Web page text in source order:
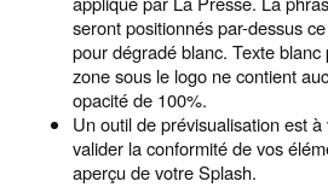
ANNONCER
seront positionnés par-dessus
pour dégradé blanc. Texte
zone sous le logo ne contient
opacité de 100%.
Un outil de prévisualisation est
valider la conformité de vos
aperçu de votre Splash.